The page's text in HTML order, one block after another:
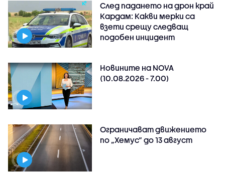
След падането на дрон край
Кардам: Какви мерки са
взети срещу следващ
подобен инцидент
Новините на NOVA
(10.08.2026 - 7.00)
Ограничават движението
по „Хемус“ до 13 август